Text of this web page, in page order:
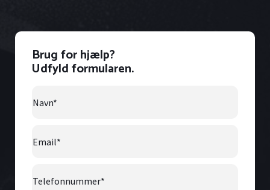
Brug for hjælp?
Udfyld formularen.